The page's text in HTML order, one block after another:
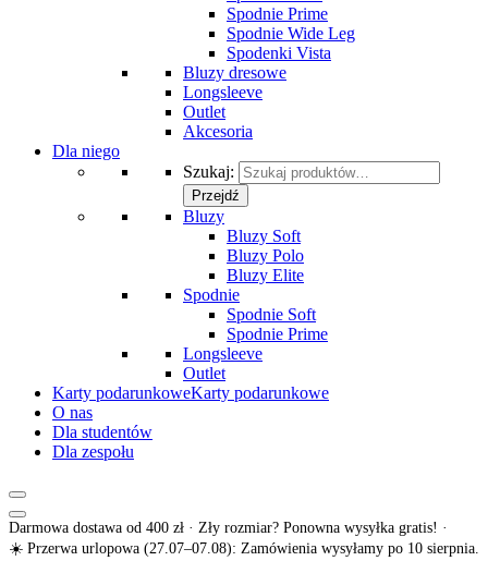
Spodnie Prime
Spodnie Wide Leg
Spodenki Vista
Bluzy dresowe
Longsleeve
Outlet
Akcesoria
Dla niego
Szukaj:
Przejdź
Bluzy
Bluzy Soft
Bluzy Polo
Bluzy Elite
Spodnie
Spodnie Soft
Spodnie Prime
Longsleeve
Outlet
Karty podarunkoweKarty podarunkowe
O nas
Dla studentów
Dla zespołu
Darmowa dostawa od 400 zł · Zły rozmiar? Ponowna wysyłka gratis! ·
☀️ Przerwa urlopowa (27.07–07.08): Zamówienia wysyłamy po 10 sierpnia.